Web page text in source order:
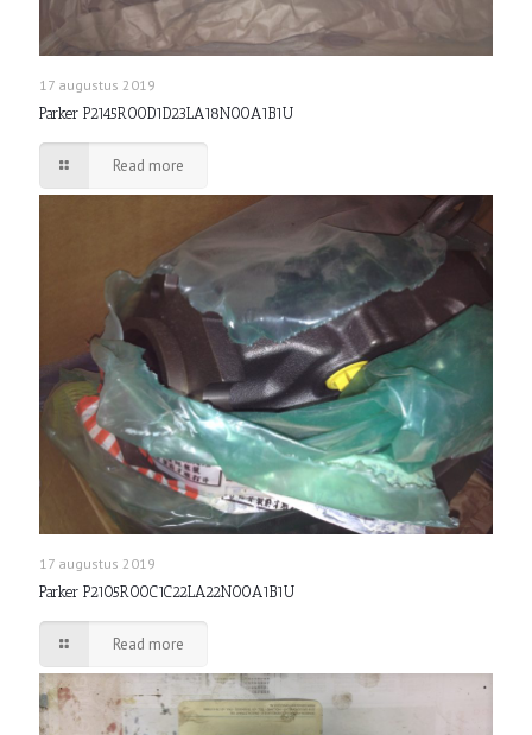
17 augustus 2019
Parker P2145R00D1D23LA18N00A1B1U
Read more
17 augustus 2019
Parker P2105R00C1C22LA22N00A1B1U
Read more